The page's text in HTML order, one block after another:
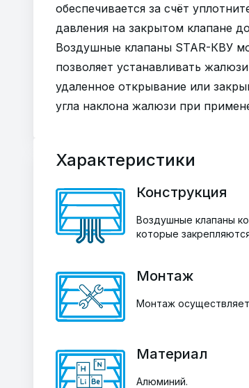
обеспечивается за счёт
давления на закрытом клапане
Воздушные клапаны STAR-КВУ
позволяет устанавливать
удаленное открывание или
угла наклона жалюзи при
Характеристики
Конструкция
Воздушные клапаны
которые
Монтаж
Монтаж
Материал
Алюминий.